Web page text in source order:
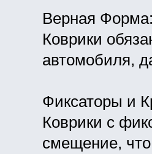
Верная
Коврики
автомобиля,
Фиксаторы и
Коврики с
смещение,